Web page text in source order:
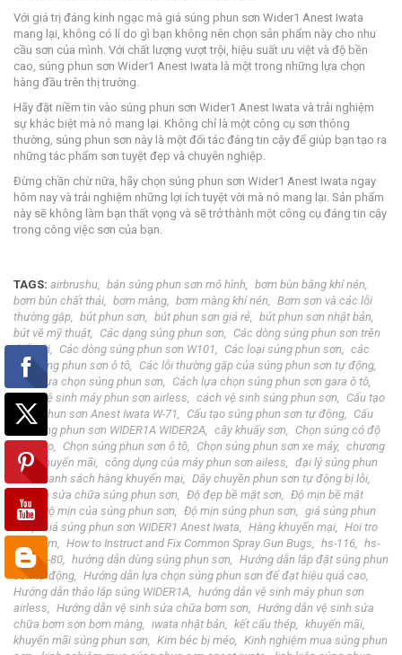
Với giá trị đáng kinh ngạc mà giá súng phun sơn Wider1 Anest Iwata
mang lại, không có lí do gì bạn không nên chọn sản phẩm này cho nhu
cầu sơn của mình. Với chất lượng vượt trội, hiệu suất ưu việt và độ bền
cao, súng phun sơn Wider1 Anest Iwata là một trong những lựa chọn
hàng đầu trên thị trường.
Hãy đặt niềm tin vào súng phun sơn Wider1 Anest Iwata và trải nghiệm
sự khác biệt mà nó mang lại. Không chỉ là một công cụ sơn thông
thường, súng phun sơn này là một đối tác đáng tin cậy để giúp bạn tạo ra
những tác phẩm sơn tuyệt đẹp và chuyên nghiệp.
Đừng chần chừ nữa, hãy chọn súng phun sơn Wider1 Anest Iwata ngay
hôm nay và trải nghiệm những lợi ích tuyệt vời mà nó mang lại. Sản phẩm
này sẽ không làm bạn thất vọng và sẽ trở thành một công cụ đáng tin cậy
trong công việc sơn của bạn.
TAGS: airbrushu bán súng phun sơn mô hình
bơm bùn bằng khí nén
bơm bùn chất thải
bơm màng bơm màng khí nén
Bơm sơn và các lỗi
thường gặp
bút phun sơn bút phun sơn giá rẻ
bút phun sơn nhật bản
bút vẽ mỹ thuật
Các dạng súng phun sơn
Các dòng súng phun sơn trên
thế giới
Các dòng súng phun sơn W101 Các loại súng phun sơn
các
loại súng phun sơn ô tô
Các lỗi thường gặp của súng phun sơn tự động
Cách lựa chọn súng phun sơn
Cách lựa chọn súng phun sơn gara ô tô
cách vệ sinh máy phun sơn airless
cách vệ sinh súng phun sơn
Cấu tạo
súng phun sơn Anest Iwata W-71
Cấu tạo súng phun sơn tự động
Cấu
tạo súng phun sơn WIDER1A WIDER2A
cây khuấy sơn
Chọn súng có độ
mịn cao
Chọn súng phun sơn ô tô Chọn súng phun sơn xe máy
chương
trình khuyến mãi
công dụng của máy phun sơn ailess
đại lý súng phun
sơn
Danh sách hàng khuyến mại
Dây chuyền phun sơn tự động bị lỗi
dịch vụ sửa chữa súng phun sơn
Độ đẹp bề mặt sơn
Độ mịn bề mặt
sơn
Độ mịn của súng phun sơn Độ mịn súng phun sơn
giá súng phun
Giá súng phun sơn WIDER1 Anest Iwata Hàng khuyến mại
Hoi tro
trien lam
How to Instruct and Fix Common Spray Gun Bugs hs-116
hs-
30
hs-80 hướng dẫn dùng súng phun sơn
Hướng dẫn lắp đặt súng phun
sơn tự động
Hướng dẫn lựa chọn súng phun sơn để đạt hiệu quả cao
Hướng dẫn tháo lắp súng WIDER1A
hướng dẫn vệ sinh máy phun sơn
airless
Hướng dẫn vệ sinh sửa chữa bơm sơn
Hướng dẫn vệ sinh sửa
chữa bơm sơn bơm màng
iwata nhật bản kết cấu thép
khuyến mãi
khuyến mãi súng phun sơn
Kim béc bị méo
Kinh nghiệm mua súng phun